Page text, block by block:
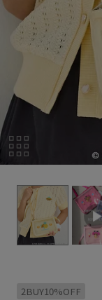
2BUY10%OFF